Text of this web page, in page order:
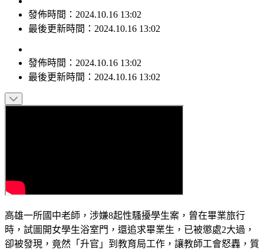
發佈時間：2024.10.16 13:02
發佈時間：2024.10.16 13:02
高雄一所國中老師，涉嫌8起性騷擾學生案，曾在畢業旅行
時，試圖開女學生浴室門，還追求畢業生，已被懲處2大過，